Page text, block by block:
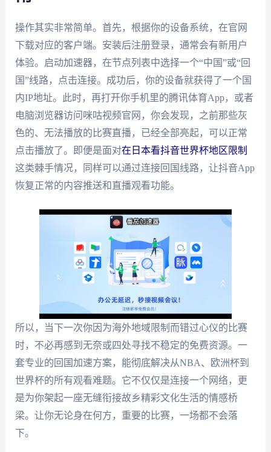
操作其实非常简单。首先，根据你的设备系统，在官网
下载对应的客户端。安装后注册登录，通常会有新用户
体验。启动加速器，在节点列表中选择一个“中国”或“回
国”线路，点击连接。成功后，你的设备就获得了一个国
内IP地址。此时，再打开你手机里的腾讯体育App，或者
电脑浏览器访问咪咕视频官网，你会发现，之前那些灰
色的、无法播放的比赛直播，已经全部亮起，可以正常
点击播放了。即便是面对在日本看抖音世界杯地区限制
这类棘手情况，同样可以通过连接回国线路，让抖音App
恢复正常的内容推送和直播观看功能。
所以，当下一次你因为海外地域限制而错过心仪的比赛
时，不必再感到无奈或四处寻找不稳定的免费资源。一
套专业的回国加速方案，能彻底解决从NBA、欧洲杯到
世界杯的所有观看难题。它不仅仅是连接一个网络，更
是为你架起一座无缝衔接故乡精彩文化生活的情感桥
梁。让你无论身在何方，重要的比赛，一场都不会落
下。